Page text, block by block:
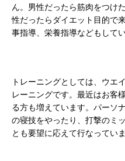
ん。男性だったら筋肉をつけ
性だったらダイエット目的で
事指導、栄養指導などもしてい
トレーニングとしては、ウエ
レーニングです。最近はお客
る方も増えています。パーソ
の寝技をやったり、打撃のミ
とも要望に応えて行なっていま